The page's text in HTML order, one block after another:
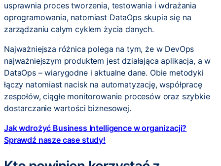
usprawnia proces tworzenia, testowania i wdrażania
oprogramowania, natomiast DataOps skupia się na
zarządzaniu całym cyklem życia danych.
Najważniejsza różnica polega na tym, że w DevOps
najważniejszym produktem jest działająca aplikacja, a w
DataOps – wiarygodne i aktualne dane. Obie metodyki
łączy natomiast nacisk na automatyzację, współpracę
zespołów, ciągłe monitorowanie procesów oraz szybkie
dostarczanie wartości biznesowej.
Jak wdrożyć Business Intelligence w organizacji?
Sprawdź nasze case study!